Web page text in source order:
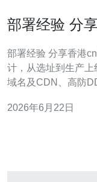
部署经验 分
部署经验 分享香港
计，从选址到生产上
域名及CDN、高防
据中心提供CN2骨干
2026年6月22日